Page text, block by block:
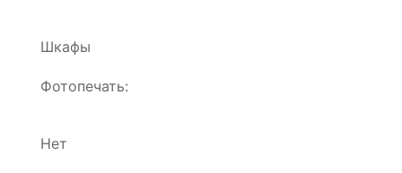
Шкафы
Фотопечать:
Нет